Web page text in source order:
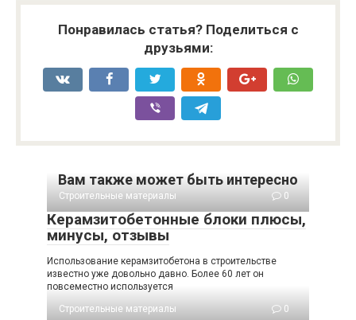
Понравилась статья? Поделиться с
друзьями:
Вам также может быть интересно
Строительные материалы 0
Керамзитобетонные блоки плюсы,
минусы, отзывы
Использование керамзитобетона в строительстве
известно уже довольно давно. Более 60 лет он
повсеместно используется
Строительные материалы
0